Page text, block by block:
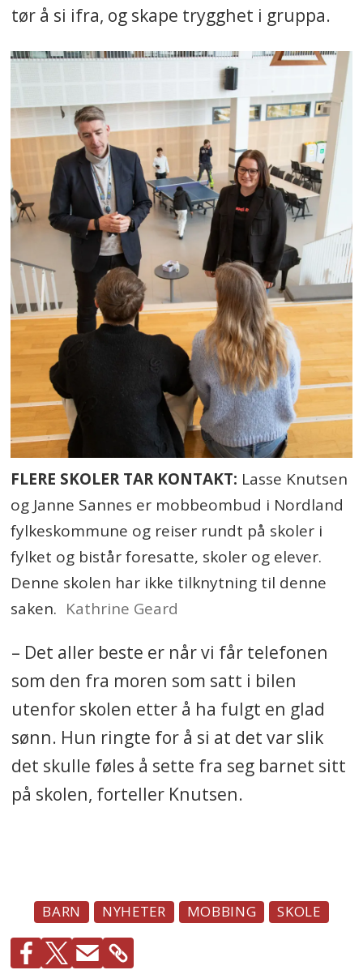
tør å si ifra, og skape trygghet i gruppa.
FLERE SKOLER TAR KONTAKT: Lasse Knutsen
og Janne Sannes er mobbeombud i Nordland
fylkeskommune og reiser rundt på skoler i
fylket og bistår foresatte, skoler og elever.
Denne skolen har ikke tilknytning til denne
saken. Kathrine Geard
– Det aller beste er når vi får telefonen
som den fra moren som satt i bilen
utenfor skolen etter å ha fulgt en glad
sønn. Hun ringte for å si at det var slik
det skulle føles å sette fra seg barnet sitt
på skolen, forteller Knutsen.
BARN NYHETER MOBBING SKOLE